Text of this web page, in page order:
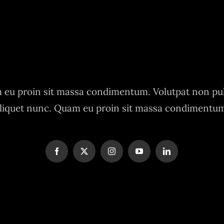
eu proin sit massa condimentum. Volutpat non
nunc. Quam eu proin sit massa